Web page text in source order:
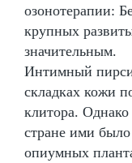
озонотерапии:
крупных
значительным.
Интимный
складках кожи
клитора.
стране ими
опиумных